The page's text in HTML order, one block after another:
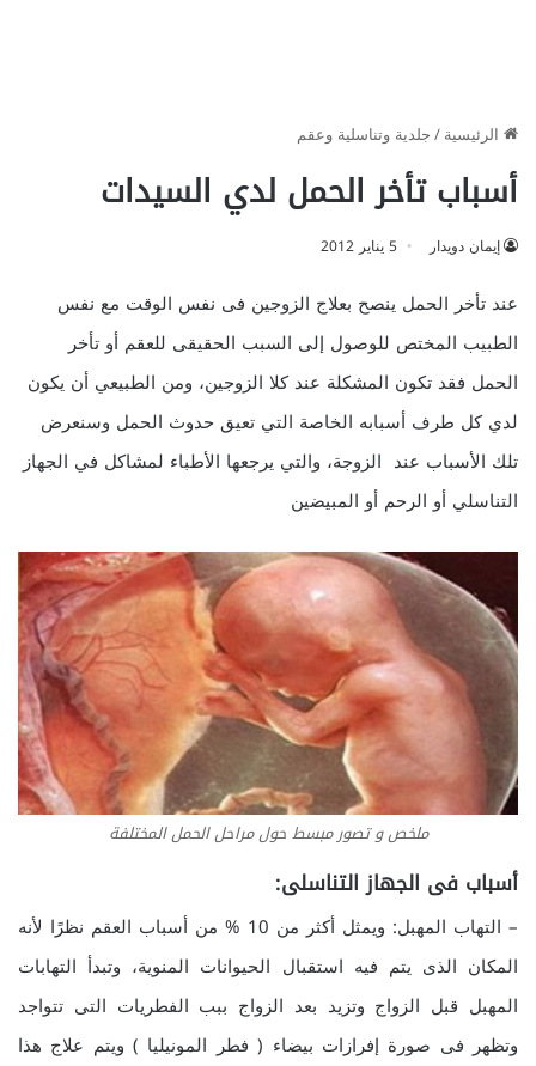
الرئيسية/جلدية وتناسلية وعقم
أسباب تأخر الحمل لدي السيدات
إيمان دويدار 5 يناير 2012
عند تأخر الحمل ينصح بعلاج الزوجين فى نفس الوقت مع نفس
الطبيب المختص للوصول إلى السبب الحقيقى للعقم أو تأخر
الحمل فقد تكون المشكلة عند كلا الزوجين، ومن الطبيعي أن يكون
لدي كل طرف أسبابه الخاصة التي تعيق حدوث الحمل وسنعرض
تلك الأسباب عند الزوجة، والتي يرجعها الأطباء لمشاكل في الجهاز
التناسلي أو الرحم أو المبيضين
ملخص و تصور مبسط حول مراحل الحمل المختلفة
أسباب فى الجهاز التناسلى:
– التهاب المهبل: ويمثل أكثر من 10 % من أسباب العقم نظرًا لأنه
المكان الذى يتم فيه استقبال الحيوانات المنوية، وتبدأ التهابات
المهبل قبل الزواج وتزيد بعد الزواج ببب الفطريات التى تتواجد
وتظهر فى صورة إفرازات بيضاء ( فطر المونيليا ) ويتم علاج هذا